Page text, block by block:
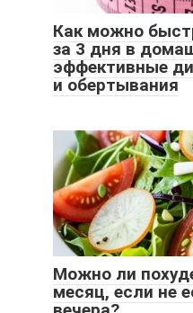
Как можно
за 3 дня в
эффективные
и обертывания
Можно ли
месяц, если не